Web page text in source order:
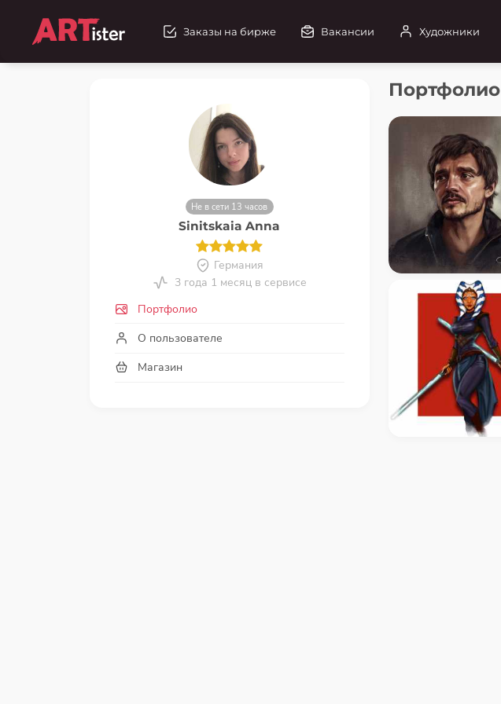
Заказы на бирже Вакансии Художники
Не в сети 13 часов
Sinitskaia Anna
Германия
3 года 1 месяц в сервисе
Портфолио
О пользователе
Магазин
Портфолио